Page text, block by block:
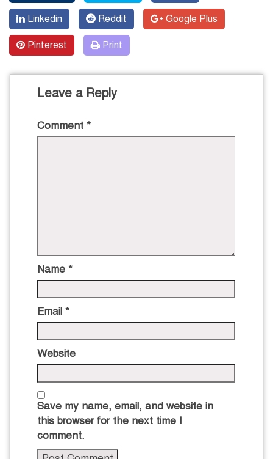
Linkedin Reddit Google Plus
Pinterest Print
Leave a Reply
Comment *
Name *
Email *
Website
Save my name, email, and website in
this browser for the next time I
comment.